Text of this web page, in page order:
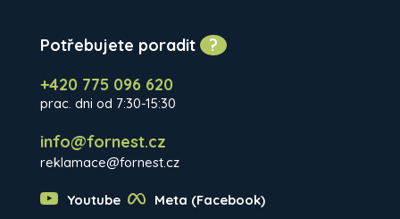
Potřebujete poradit ?
+420 775 096 620
prac. dni od 7:30-15:30
info@fornest.cz
reklamace@fornest.cz
Youtube Meta (Facebook)